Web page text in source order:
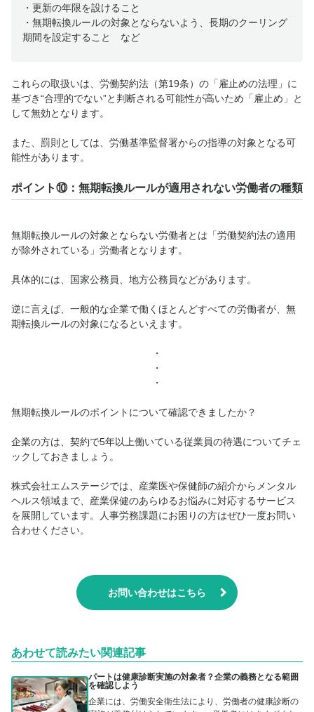
・更新の年限を設けること
・無期転換ルールの対象とならないよう、長期のクーリング
期間を設定すること など
これらの取扱いは、労働契約法（第19条）の「雇止めの法理」に
基づき“合理的でない”と判断される可能性が高いため「雇止め」と
して無効となります。
また、罰則としては、労働基準監督署からの指導の対象となる可
能性があります。
ポイント⑩：無期転換ルールが適用されない労働者の種類
無期転換ルールの対象とならない労働者とは「労働契約法の適用
が除外されている」労働者となります。
具体的には、国家公務員、地方公務員などがあります。
逆に言えば、一般的な企業で働くほとんどすべての労働者が、無
期転換ルールの対象になるといえます。
・
・
・
無期転換ルールのポイントについて確認できましたか？
企業の方は、契約で5年以上働いている従業員の待遇についてチェ
ックしておきましょう。
株式会社エムステージでは、産業医や保健師の紹介からメンタル
ヘルス領域まで、産業保健のあらゆるお悩みに対応するサービス
を展開しています。人事労務課題にお困りの方はぜひ一度お問い
合わせください。
お問い合わせはこちら
あわせて読みたい関連記事
パートは健康診断実施の対象者？企業の義務となる範囲
を確認しよう
企業には、労働安全衛生法により、労働者の健康診断の